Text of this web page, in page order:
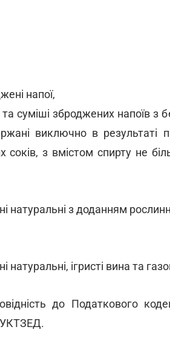
напої,
та суміші зброджених напоїв з
виключно в результаті
соків, з вмістом спирту не
натуральні з доданням
натуральні, ігристі вина та
до Податкового
УКТЗЕД.